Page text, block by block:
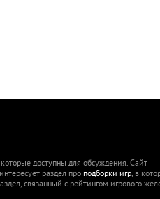
доступны для обсуждения. Сайт
раздел про подборки игр, в
связанный с рейтингом игрового